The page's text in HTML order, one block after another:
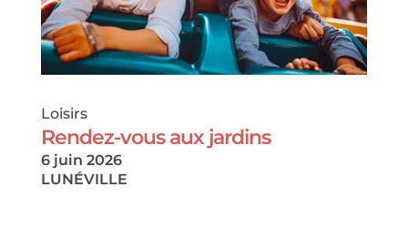
Loisirs
Rendez-vous aux jardins
6 juin 2026
LUNÉVILLE